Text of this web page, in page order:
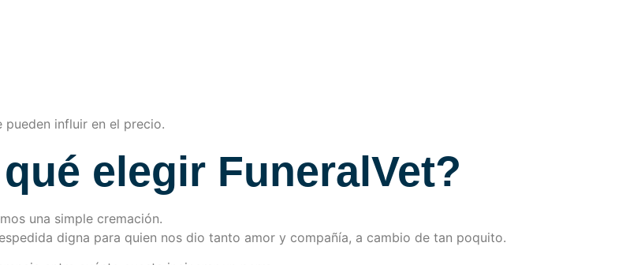
influir en el precio.
elegir FuneralVet?
una simple cremación.
digna para quien nos dio tanto amor y compañía, a cambio de tan poquito.